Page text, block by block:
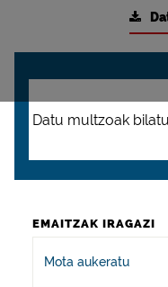
EMAITZAK IRAGAZI
Mota aukeratu